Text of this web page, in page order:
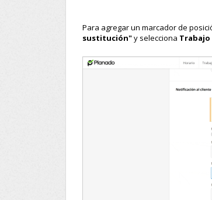
Para agregar un marcador de
sustitución"y selecciona